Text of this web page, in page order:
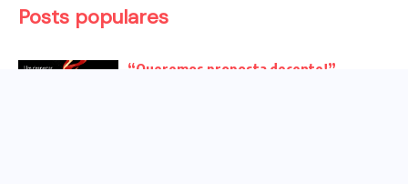
Posts populares
“Queremos proposta decente!”